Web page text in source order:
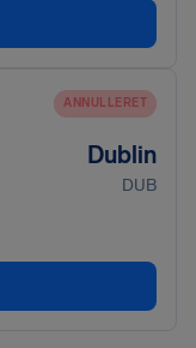
ANNULLERET
Dublin
DUB